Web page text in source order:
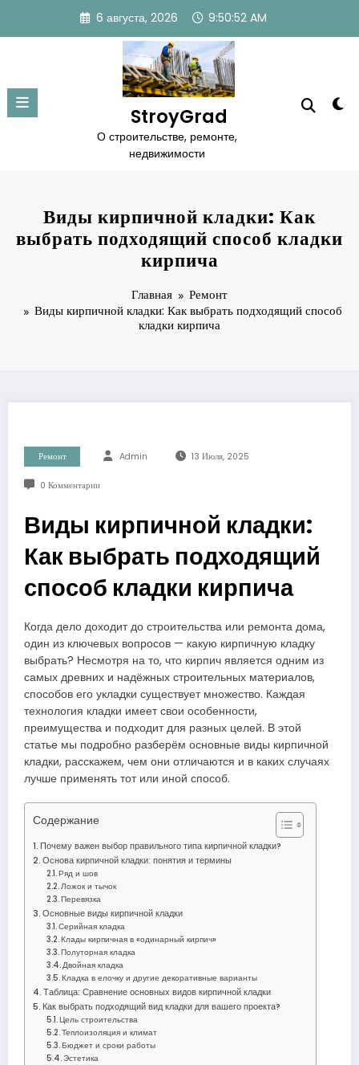
содержимому
6 августа, 2026 9:50:52 AM
StroyGrad
О строительстве, ремонте,
недвижимости
Виды кирпичной кладки: Как
выбрать подходящий способ кладки
кирпича
Главная
Ремонт
Виды кирпичной кладки: Как выбрать подходящий способ
кладки кирпича
Ремонт Admin 13 Июля, 2025
0 Комментарии
Виды кирпичной кладки:
Как выбрать подходящий
способ кладки кирпича
Когда дело доходит до строительства или ремонта дома,
один из ключевых вопросов — какую кирпичную кладку
выбрать? Несмотря на то, что кирпич является одним из
самых древних и надёжных строительных материалов,
способов его укладки существует множество. Каждая
технология кладки имеет свои особенности,
преимущества и подходит для разных целей. В этой
статье мы подробно разберём основные виды кирпичной
кладки, расскажем, чем они отличаются и в каких случаях
лучше применять тот или иной способ.
Содержание
Почему важен выбор правильного типа кирпичной кладки?
Основа кирпичной кладки: понятия и термины
Ряд и шов
Ложок и тычок
Перевязка
Основные виды кирпичной кладки
Серийная кладка
Клады кирпичная в «одинарный кирпич»
Полуторная кладка
Двойная кладка
Кладка в елочку и другие декоративные варианты
Таблица: Сравнение основных видов кирпичной кладки
Как выбрать подходящий вид кладки для вашего проекта?
Цель строительства
Теплоизоляция и климат
Бюджет и сроки работы
Эстетика